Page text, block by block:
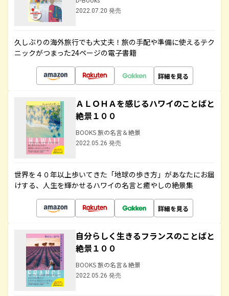
2022.07.20 発売
久しぶりの海外旅行でも大丈夫！旅の手配や準備に使えるテク
ニックがつまった24ページの電子書籍
詳細を見る
ＡＬＯＨＡを感じるハワイのことばと
絶景１００
BOOKS 旅の名言＆絶景
2022.05.26 発売
世界を４０年以上歩いてきた「地球の歩き方」があなたにお届
けする、人生を輝かせるハワイの名言と癒やしの絶景集
詳細を見る
自分らしく生きるフランスのことばと
絶景１００
BOOKS 旅の名言＆絶景
2022.05.26 発売